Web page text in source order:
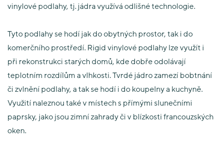
vinylové podlahy, tj. jádra využívá odlišné technologie.
Tyto podlahy se hodí jak do obytných prostor, tak i do
komerčního prostředí. Rigid vinylové podlahy lze využít i
při rekonstrukci starých domů, kde dobře odolávají
teplotním rozdílům a vlhkosti. Tvrdé jádro zamezí bobtnání
či zvlnění podlahy, a tak se hodí i do koupelny a kuchyně.
Využití naleznou také v místech s přímými slunečními
paprsky, jako jsou zimní zahrady či v blízkosti francouzských
oken.